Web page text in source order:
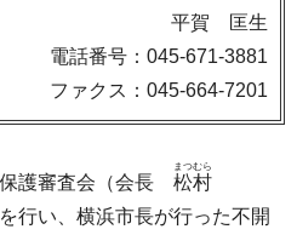
平賀 匡生
電話番号：045-671-3881
ファクス：045-664-7201
護審査会（会長 松村
まつむら
行い、横浜市長が行った不開